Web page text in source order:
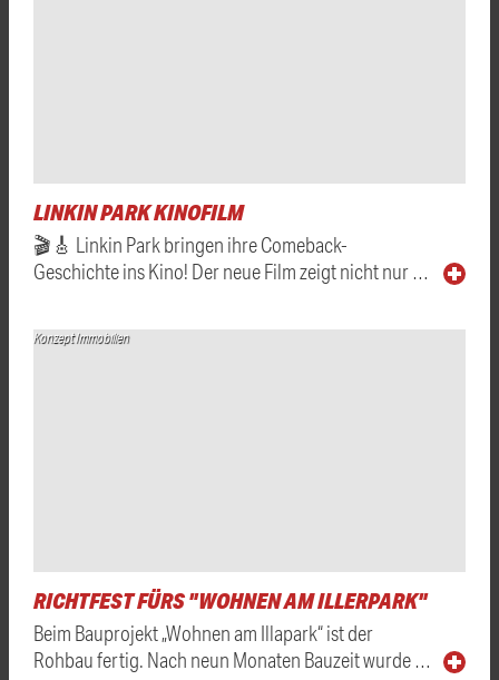
LINKIN PARK KINOFILM
🎬🎸 Linkin Park bringen ihre Comeback-
Geschichte ins Kino! Der neue Film zeigt nicht nur …
Konzept Immobilien
RICHTFEST FÜRS "WOHNEN AM ILLERPARK"
Beim Bauprojekt „Wohnen am Illapark“ ist der
Rohbau fertig. Nach neun Monaten Bauzeit wurde …